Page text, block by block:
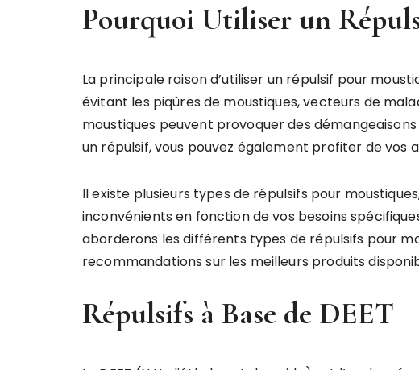
Pourquoi Utiliser un
La principale raison d’utiliser un répulsif pour
évitant les piqûres de moustiques, vecteurs de
moustiques peuvent provoquer des
un répulsif, vous pouvez également profiter de vos
Il existe plusieurs types de répulsifs pour
inconvénients en fonction de vos besoins
aborderons les différents types de répulsifs pour
recommandations sur les meilleurs produits
Répulsifs à Base de DEET